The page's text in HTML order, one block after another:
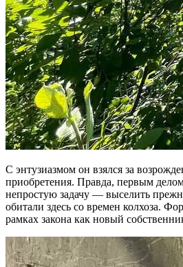
С энтузиазмом он взялся за
приобретения. Правда, первым
непростую задачу — выселить
обитали здесь со времен колхоза.
рамках закона как новый